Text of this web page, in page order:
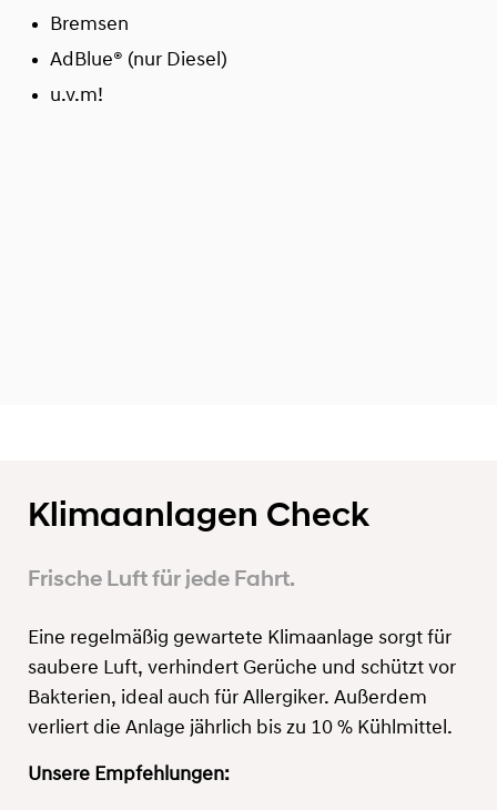
Bremsen
AdBlue® (nur Diesel)
u.v.m!
Klimaanlagen Check
Frische Luft für jede Fahrt.
Eine regelmäßig gewartete Klimaanlage sorgt für
saubere Luft, verhindert Gerüche und schützt vor
Bakterien, ideal auch für Allergiker. Außerdem
verliert die Anlage jährlich bis zu 10 % Kühlmittel.
Unsere Empfehlungen: